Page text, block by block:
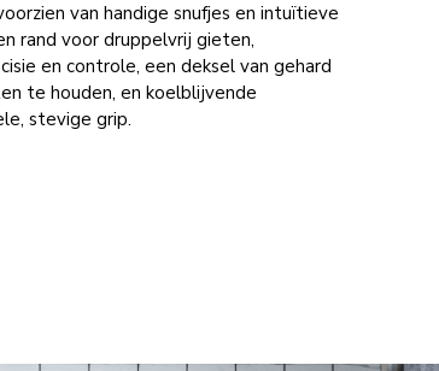
van handige snufjes en intuïtieve
rand voor druppelvrij gieten,
en controle, een deksel van gehard
te houden, en koelblijvende
stevige grip.